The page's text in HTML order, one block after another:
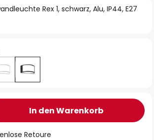
Rex 1, schwarz, Alu, IP44, E27
In den Warenkorb
Retoure